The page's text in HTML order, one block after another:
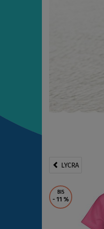
LYCRA
BIS
- 11 %